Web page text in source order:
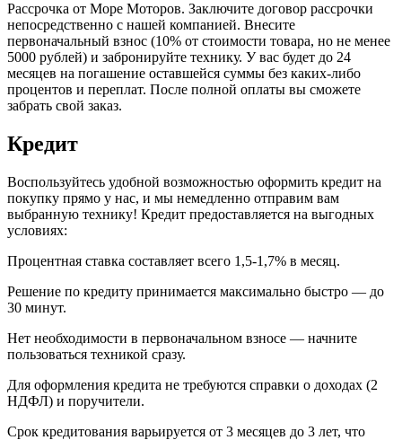
Рассрочка от Море Моторов. Заключите договор рассрочки
непосредственно с нашей компанией. Внесите
первоначальный взнос (10% от стоимости товара, но не менее
5000 рублей) и забронируйте технику. У вас будет до 24
месяцев на погашение оставшейся суммы без каких-либо
процентов и переплат. После полной оплаты вы сможете
забрать свой заказ.
Кредит
Воспользуйтесь удобной возможностью оформить кредит на
покупку прямо у нас, и мы немедленно отправим вам
выбранную технику! Кредит предоставляется на выгодных
условиях:
Процентная ставка составляет всего 1,5-1,7% в месяц.
Решение по кредиту принимается максимально быстро — до
30 минут.
Нет необходимости в первоначальном взносе — начните
пользоваться техникой сразу.
Для оформления кредита не требуются справки о доходах (2
НДФЛ) и поручители.
Срок кредитования варьируется от 3 месяцев до 3 лет, что